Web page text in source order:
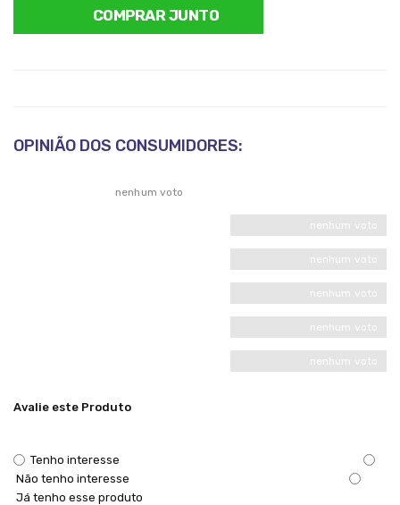
COMPRAR JUNTO
OPINIÃO DOS CONSUMIDORES:
nenhum voto
nenhum voto
nenhum voto
nenhum voto
nenhum voto
nenhum voto
Avalie este Produto
Tenho interesse
Não tenho interesse
Já tenho esse produto